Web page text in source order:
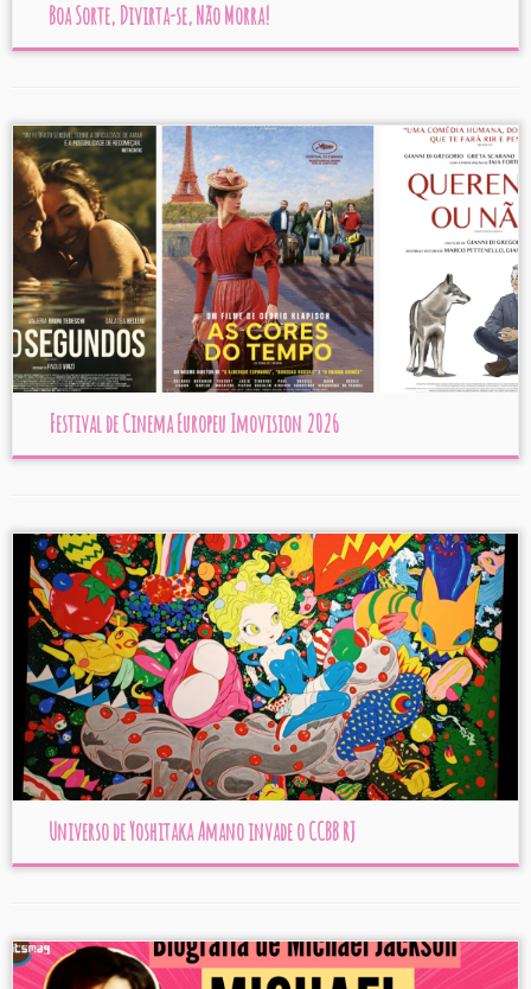
Boa Sorte, Divirta-se, Não Morra!
Festival de Cinema Europeu Imovision 2026
Universo de Yoshitaka Amano invade o CCBB RJ